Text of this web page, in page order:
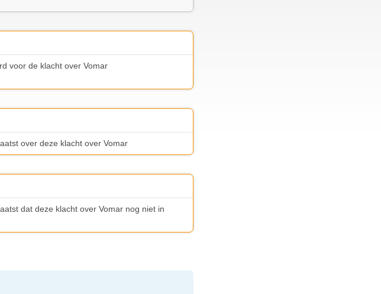
voor de klacht over Vomar
over deze klacht over Vomar
dat deze klacht over Vomar nog niet in